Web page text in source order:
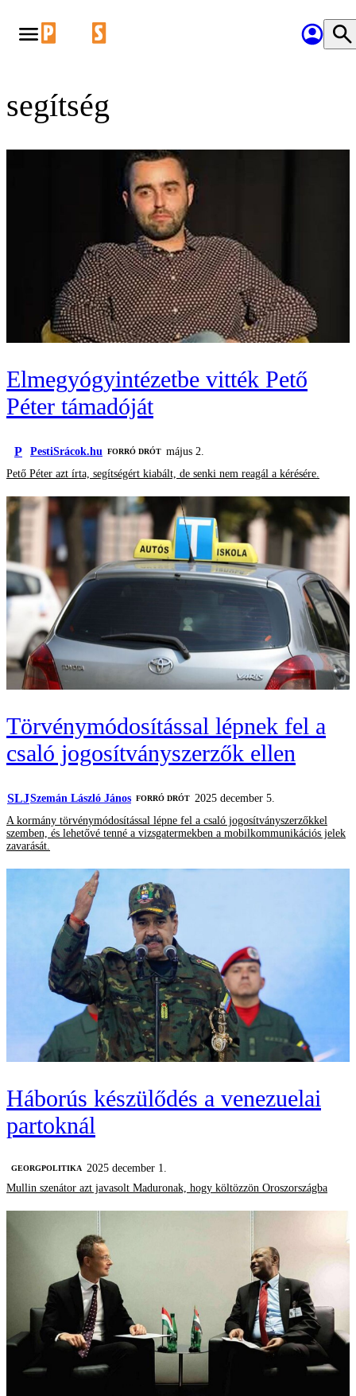
segítség
Elmegyógyintézetbe vitték Pető
Péter támadóját
P PestiSrácok.hu FORRÓ DRÓT május 2.
Pető Péter azt írta, segítségért kiabált, de senki nem reagál a kérésére.
Törvénymódosítással lépnek fel a
csaló jogosítványszerzők ellen
SLJSzemán László János FORRÓ DRÓT 2025 december 5.
A kormány törvénymódosítással lépne fel a csaló jogosítványszerzőkkel
szemben, és lehetővé tenné a vizsgatermekben a mobilkommunikációs jelek
zavarását.
Háborús készülődés a venezuelai
partoknál
‎GEORGPOLITIKA 2025 december 1.
Mullin szenátor azt javasolt Maduronak, hogy költözzön Oroszországba